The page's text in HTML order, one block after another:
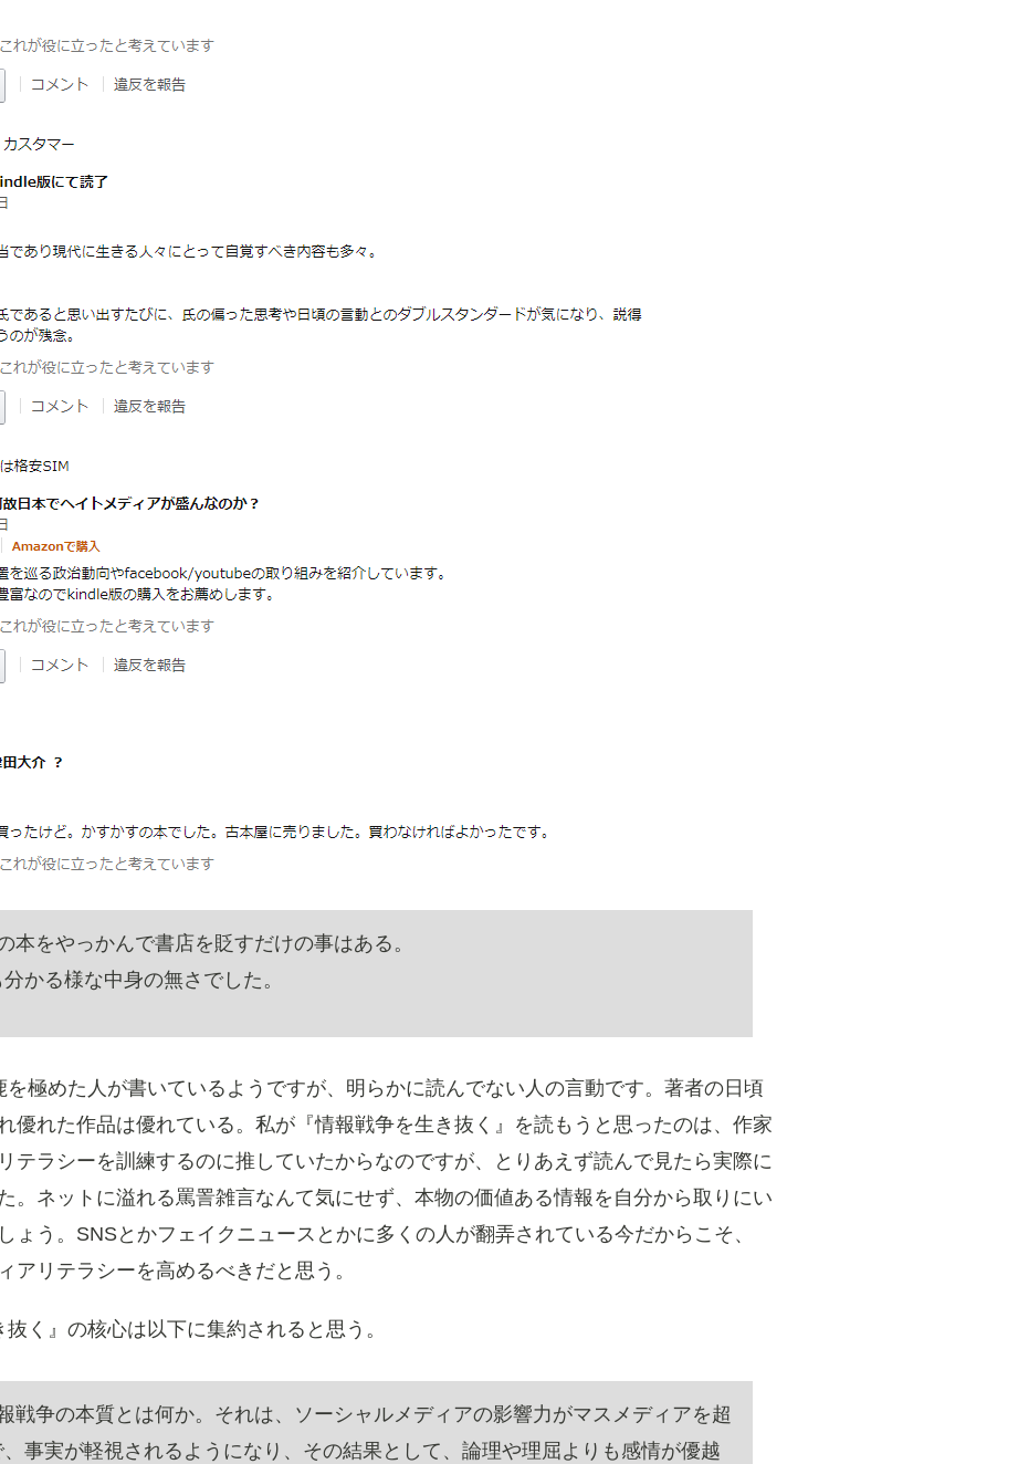
本をやっかんで書店を貶すだけの事はある。
かる様な中身の無さでした。
を極めた人が書いているようですが、明らかに読んでない人の言動です。著者の日頃
優れた作品は優れている。私が『情報戦争を生き抜く』を読もうと思ったのは、作家
テラシーを訓練するのに推していたからなのですが、とりあえず読んで見たら実際に
。ネットに溢れる罵詈雑言なんて気にせず、本物の価値ある情報を自分から取りにい
ょう。SNSとかフェイクニュースとかに多くの人が翻弄されている今だからこそ、
アリテラシーを高めるべきだと思う。
く』の核心は以下に集約されると思う。
戦争の本質とは何か。それは、ソーシャルメディアの影響力がマスメディアを超
事実が軽視されるようになり、その結果として、論理や理屈よりも感情が優越